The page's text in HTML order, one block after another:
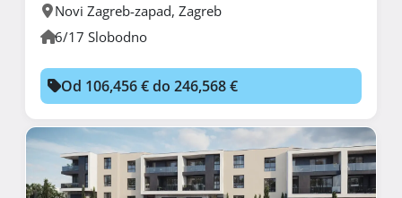
Novi Zagreb-zapad, Zagreb
6/17 Slobodno
Od 106,456 € do 246,568 €